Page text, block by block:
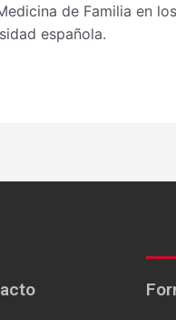
de Familia en
española.